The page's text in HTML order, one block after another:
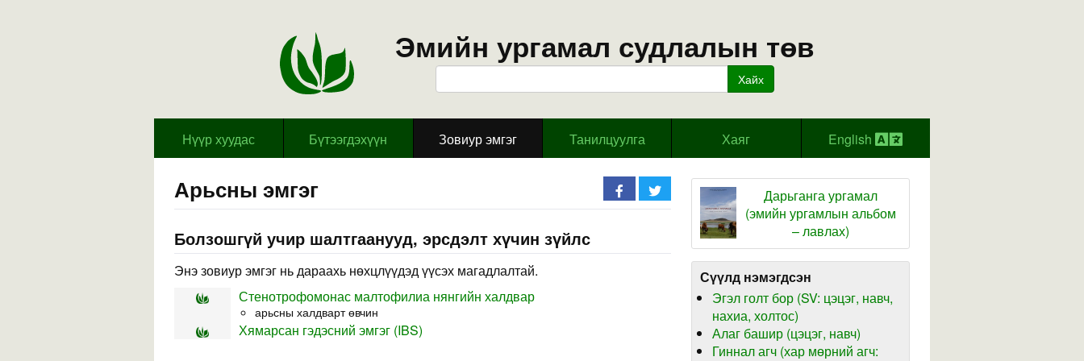
Эмийн ургамал судлалын төв
Хайх
Hүүр хуудас Бүтээгдэхүүн Зовиур эмгэг Танилцуулга Хаяг English
Арьсны эмгэг
Болзошгүй учир шалтгаанууд, эрсдэлт хүчин зүйлс
Энэ зовиур эмгэг нь дараахь нөхцлүүдэд үүсэх магадлалтай.
Стенотрофомонас малтофилиа нянгийн халдвар
арьсны халдварт өвчин
Хямарсан гэдэсний эмгэг (IBS)
Дарьганга ургамал
(эмийн ургамлын альбом
– лавлах)
Сүүлд нэмэгдсэн
Эгэл голт бор (SV: цэцэг, навч,
нахиа, холтос)
Алаг башир (цэцэг, навч)
Гиннал агч (хар мөрний агч: